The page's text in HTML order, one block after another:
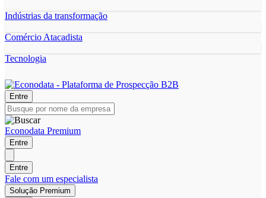
Indústrias da transformação
Comércio Atacadista
Tecnologia
Entre
Econodata Premium
Entre
Entre
Fale com um especialista
Solução Premium